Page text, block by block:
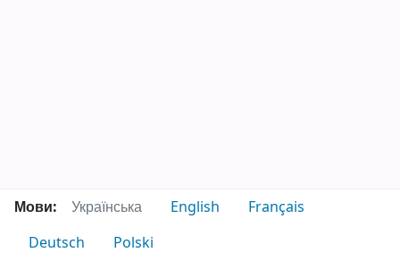
Мови: Українська English
Français
Deutsch
Polski